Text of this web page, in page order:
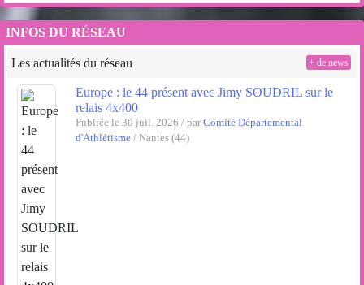
INFOS DU RÉSEAU
Les actualités du réseau
Europe : le 44 présent avec Jimy SOUDRIL sur le
relais 4x400
Publiée le 30 juil. 2026 / par Comité Départemental
d'Athlétisme/ Nantes (44)
+ de news